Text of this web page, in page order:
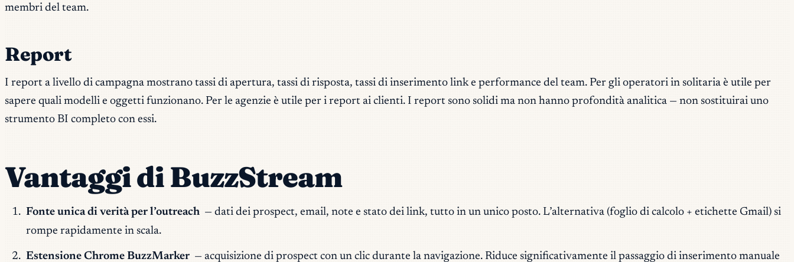
membri del team.
Report
I report a livello di campagna mostrano tassi di apertura, tassi di risposta, tassi di inserimento link e performance del team. Per gli operatori in solitaria è utile per
sapere quali modelli e oggetti funzionano. Per le agenzie è utile per i report ai clienti. I report sono solidi ma non hanno profondità analitica — non sostituirai uno
strumento BI completo con essi.
Vantaggi di BuzzStream
Fonte unica di verità per l’outreach — dati dei prospect, email, note e stato dei link, tutto in un unico posto. L’alternativa (foglio di calcolo + etichette Gmail) si
rompe rapidamente in scala.
Estensione Chrome BuzzMarker — acquisizione di prospect con un clic durante la navigazione. Riduce significativamente il passaggio di inserimento manuale